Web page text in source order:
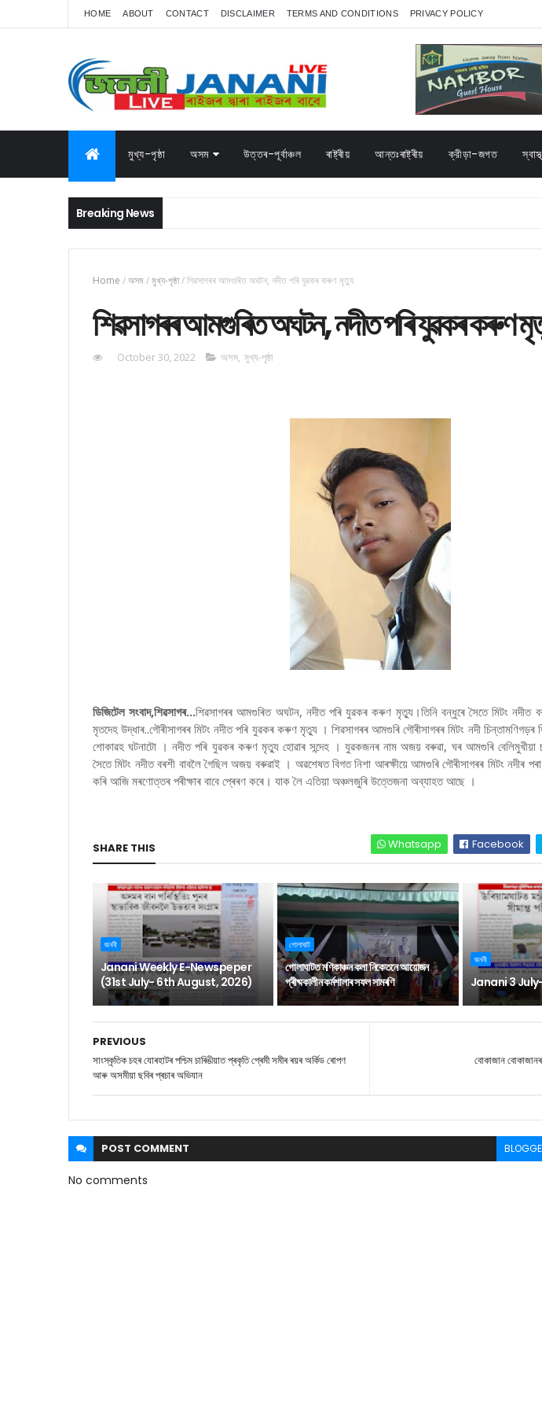
HOME ABOUT CONTACT DISCLAIMER TERMS AND CONDITIONS PRIVACY POLICY
মুখ্য-পৃষ্ঠা অসম উত্তৰ-পূৰ্বাঞ্চল ৰাষ্ট্ৰীয় আন্তঃৰাষ্ট্ৰীয় ক্রীড়া-জগত
Breaking News
Home /অসম/মুখ্য-পৃষ্ঠা/শিৱসাগৰৰ আমগুৰিত অঘটন, নদীত পৰি যুৱকৰ কৰুণ মৃত্যু
শিৱসাগৰৰ আমগুৰিত অঘটন, নদীত পৰি যুৱকৰ কৰুণ
October 30, 2022 অসম, মুখ্য-পৃষ্ঠা
ডিজিটেল সংবাদ,শিৱসাগৰ...শিৱসাগৰৰ আমগুৰিত অঘটন, নদীত পৰি যুৱকৰ কৰুণ মৃত্যু।তিনি বন্ধুৰে সৈতে মিটং নদীত
মৃতদেহ উদ্ধাৰ..গৌৰীসাগৰৰ মিটং নদীত পৰি যুৱকৰ কৰুণ মৃত্যু । শিৱসাগৰৰ আমগুৰি গৌৰীসাগৰৰ মিটং নদী
শোকাৱহ ঘটনাটো । নদীত পৰি যুৱকৰ কৰুণ মৃত্যু হোৱাৰ সন্দেহ । যুৱকজনৰ নাম অজয় বৰুৱা, ঘৰ আমগুৰি বেলিমুখীয়া
সৈতে মিটং নদীত বৰশী বাবলৈ গৈছিল অজয় বৰুৱাই । অৱশেষত বিগত নিশা আৰক্ষীয়ে আমগুৰি গৌৰীসাগৰৰ মিটং নদীৰ
কৰি আজি মৰণোত্তৰ পৰীক্ষাৰ বাবে প্ৰেৰণ কৰে। যাক লৈ এতিয়া অঞ্চলজুৰি উত্তেজনা অব্যাহত আছে ।
SHARE THIS Whatsapp Facebook
জননী
Janani Weekly E-Newspeper
(31st July- 6th August, 2026)
গোলাঘাট
গোলাঘাটত মণিকাঞ্চন কলা নিকেতনে আয়োজন
গ্ৰীষ্মকালীন কৰ্মশালাৰ সফল সামৰণি
জননী
Janani 3
বোকাজান বোকাজানৰ
PREVIOUS
সাংস্কৃতিক চহৰ যোৰহাটৰ পশ্চিম চাৰিঙীয়াত প্ৰকৃতি প্ৰেমী সমীৰ ৰয়ৰ অৰ্কিড ৰোপণ
আৰু অসমীয়া ছবিৰ প্ৰচাৰ অভিযান
POST COMMENT
No comments